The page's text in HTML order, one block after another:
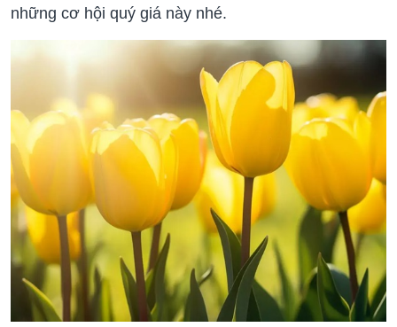
những cơ hội quý giá này nhé.